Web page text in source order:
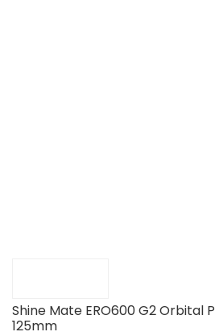
Shine Mate ERO600 G2 Orbital
125mm